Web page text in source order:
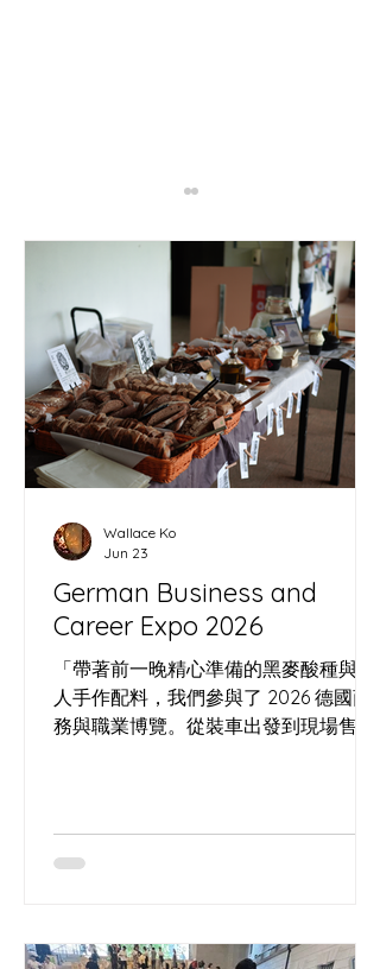
哨牙曲 酵母菌長洲出世
Home made wild yeast
born in Cheung Chau
German Business and
Career Expo 2026
「帶著前一晚精心準備的黑麥酸種與職
人手作配料，我們參與了 2026 德國商
務與職業博覽。從裝車出發到現場售
Wallace Ko
Jun 23